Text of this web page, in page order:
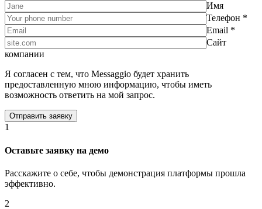
Имя
Телефон *
Email *
Сайт
компании
Я согласен с тем, что Messaggio будет хранить
предоставленную мною информацию, чтобы иметь
возможность ответить на мой запрос.
1
Оставьте заявку на демо
Расскажите о себе, чтобы демонстрация платформы прошла
эффективно.
2